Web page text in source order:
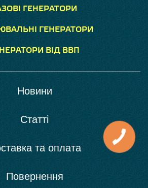
ГЕНЕРАТОРИ
ГЕНЕРАТОРИ
ВІД ВВП
Новини
Статті
та оплата
Повернення